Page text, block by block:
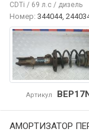
CDTi / 69 л.с / дизель
Номер: 344044,
Артикул
АМОРТИЗАТОР